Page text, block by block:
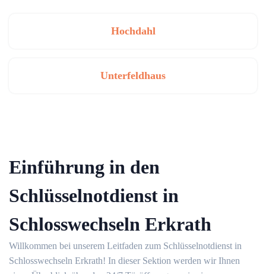
Hochdahl
Unterfeldhaus
Einführung in den
Schlüsselnotdienst in
Schlosswechseln Erkrath
Willkommen bei unserem Leitfaden zum Schlüsselnotdienst in
Schlosswechseln Erkrath!​ In dieser Sektion werden wir Ihnen